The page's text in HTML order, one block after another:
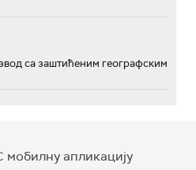
са заштићеним географским
апликацију